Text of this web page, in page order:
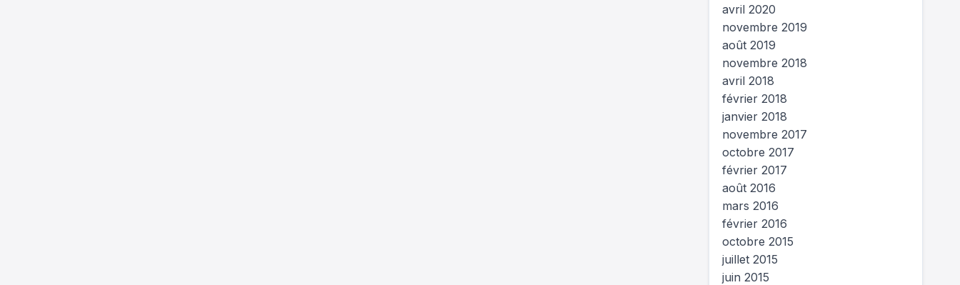
avril 2020
novembre 2019
août 2019
novembre 2018
avril 2018
février 2018
janvier 2018
novembre 2017
octobre 2017
février 2017
août 2016
mars 2016
février 2016
octobre 2015
juillet 2015
juin 2015